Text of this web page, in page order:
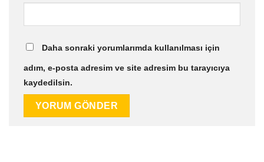
Daha sonraki yorumlarımda kullanılması için
adım, e-posta adresim ve site adresim bu tarayıcıya
kaydedilsin.